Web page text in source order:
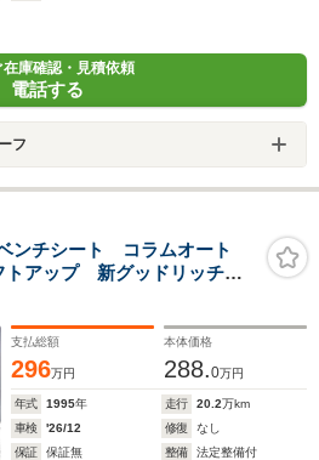
在庫確認・見積依頼
電話する
フ
チシート コラムオート
アップ 新グッドリッチ
ドシェルカバー ベッドラ
人乗 1ナンバー 本州仕
支払総額
296万円
本体価格
288.0万円
年式 1995年 走行 20.2万km
車検
'26/12 修復
なし
保証
保証無 整備
法定整備付